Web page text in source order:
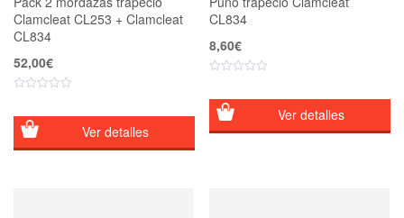
Clamcleat CL253 + Clamcleat
CL834
52,00€
Ver detalles
CL834
8,60€
Ver detalles